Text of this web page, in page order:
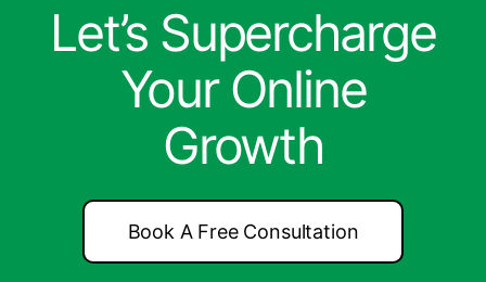
Let’s Supercharge
Your Online
Growth
Book A Free Consultation